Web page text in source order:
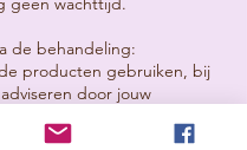
de behandeling:
producten gebruiken, bij
door jouw
door de huid is het de